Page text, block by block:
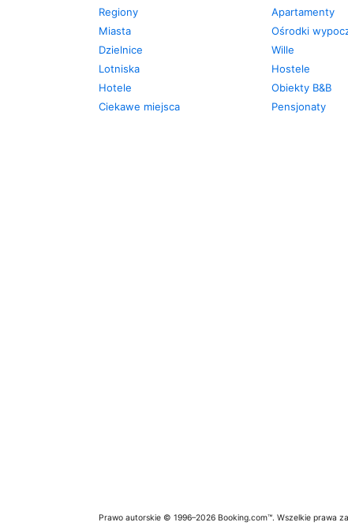
Regiony
Miasta
Dzielnice
Lotniska
Hotele
Ciekawe miejsca
Apartamenty
Ośrodki
Wille
Hostele
Obiekty B&B
Pensjonaty
Prawo autorskie © 1996–2026 Booking.com™. Wszelkie prawa